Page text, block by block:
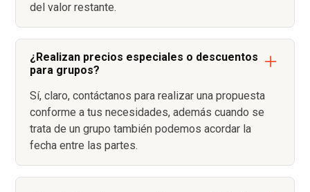
del valor restante.
¿Realizan precios especiales o descuentos
para grupos?
Sí, claro, contáctanos para realizar una propuesta
conforme a tus necesidades, además cuando se
trata de un grupo también podemos acordar la
fecha entre las partes.